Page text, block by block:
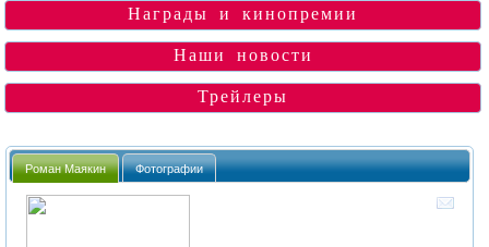
Награды и кинопремии
Наши новости
Трейлеры
Роман Маякин Фотографии